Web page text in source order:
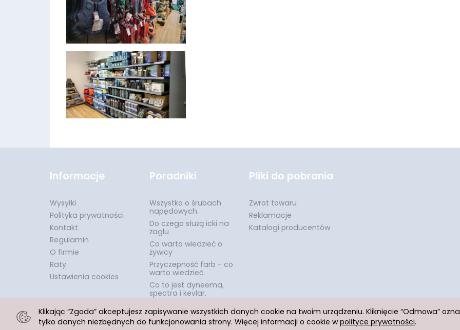
Informacje
Wysyłki
Polityka prywatności
Kontakt
Regulamin
O firmie
Raty
Ustawienia cookies
Poradniki
Wszystko o śrubach
napędowych.
Do czego służą icki na
żaglu
Co warto wiedzieć o
żywicy
Przyczepność farb - co
warto wiedzieć.
Co to jest dyneema,
spectra i kevlar.
Pliki do pobrania
Zwrot towaru
Reklamacje
Katalogi producentów
Klikając “Zgoda” akceptujesz zapisywanie wszystkich danych cookie na twoim urządzeniu. Kliknięcie “Odmowa”
tylko danych niezbędnych do funkcjonowania strony. Więcej informacji o cookie wpolityce prywatności.